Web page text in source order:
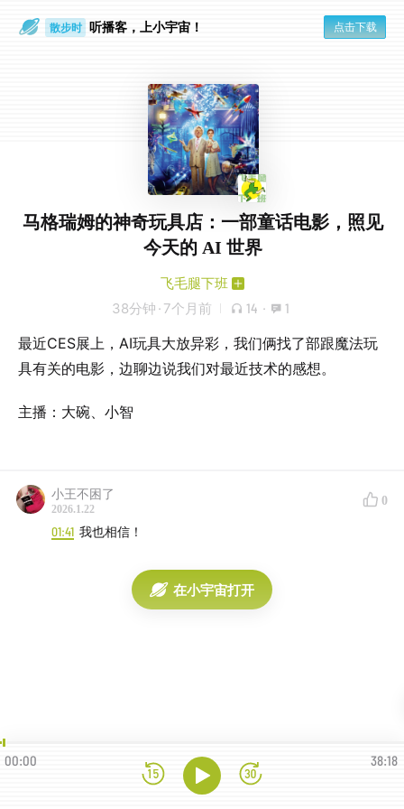
散步时 听播客，上小宇宙！ 点击下载
马格瑞姆的神奇玩具店：一部童话电影，照见
今天的 AI 世界
飞毛腿下班
38分钟 · 7个月前 14 · 1
最近CES展上，AI玩具大放异彩，我们俩找了部跟魔法玩
具有关的电影，边聊边说我们对最近技术的感想。
主播：大碗、小智
小王不困了
2026.1.22
0
01:41 我也相信！
在小宇宙打开
00:00 38:18